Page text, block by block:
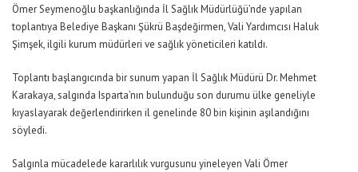
Ömer Seymenoğlu başkanlığında İl Sağlık Müdürlüğü’nde yapılan
toplantıya Belediye Başkanı Şükrü Başdeğirmen, Vali Yardımcısı Haluk
Şimşek, ilgili kurum müdürleri ve sağlık yöneticileri katıldı.
Toplantı başlangıcında bir sunum yapan İl Sağlık Müdürü Dr. Mehmet
Karakaya, salgında Isparta’nın bulunduğu son durumu ülke geneliyle
kıyaslayarak değerlendirirken il genelinde 80 bin kişinin aşılandığını
söyledi.
Salgınla mücadelede kararlılık vurgusunu yineleyen Vali Ömer